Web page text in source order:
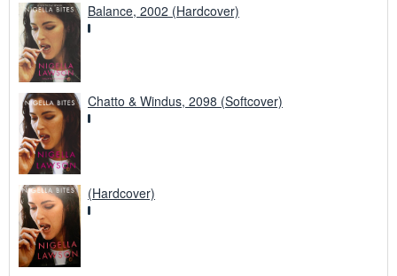
Balance, 2002 (Hardcover)
Chatto & Windus, 2098 (Softcover)
(Hardcover)